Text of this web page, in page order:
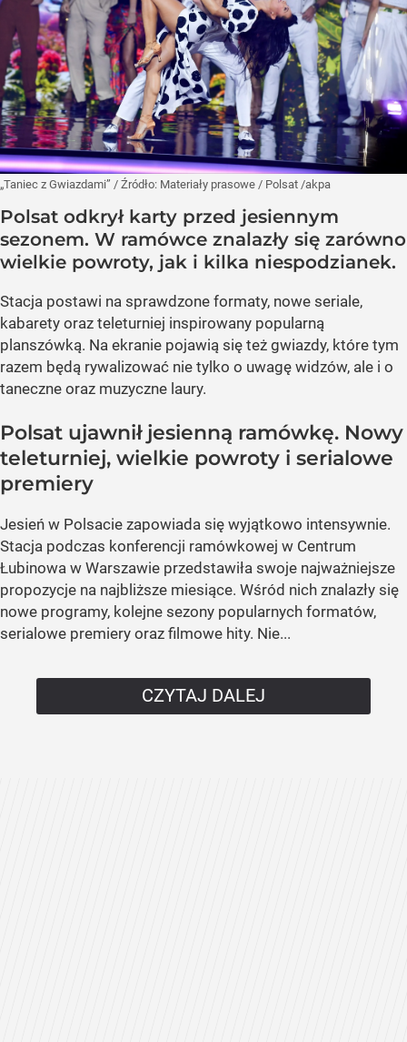
„Taniec z Gwiazdami” / Źródło: Materiały prasowe / Polsat /akpa
Polsat odkrył karty przed jesiennym
sezonem. W ramówce znalazły się zarówno
wielkie powroty, jak i kilka niespodzianek.
Stacja postawi na sprawdzone formaty, nowe seriale,
kabarety oraz teleturniej inspirowany popularną
planszówką. Na ekranie pojawią się też gwiazdy, które tym
razem będą rywalizować nie tylko o uwagę widzów, ale i o
taneczne oraz muzyczne laury.
Polsat ujawnił jesienną ramówkę. Nowy
teleturniej, wielkie powroty i serialowe
premiery
Jesień w Polsacie zapowiada się wyjątkowo intensywnie.
Stacja podczas konferencji ramówkowej w Centrum
Łubinowa w Warszawie przedstawiła swoje najważniejsze
propozycje na najbliższe miesiące. Wśród nich znalazły się
nowe programy, kolejne sezony popularnych formatów,
serialowe premiery oraz filmowe hity. Nie...
CZYTAJ DALEJ